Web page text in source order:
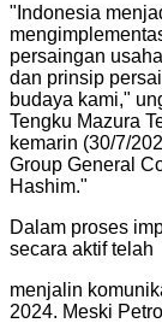
" Indonesia
persaingan
dan prinsip
budaya kami,"
Tengku Mazura
kemarin (30/7/
Group General
Hashim."
Dalam proses
secara aktif telah
menjalin
2024. Meski